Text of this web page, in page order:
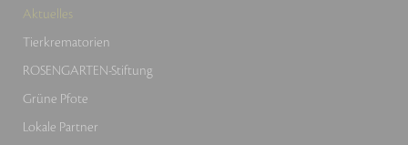
Aktuelles
Tierkrematorien
ROSENGARTEN-Stiftung
Grüne Pfote
Lokale Partner